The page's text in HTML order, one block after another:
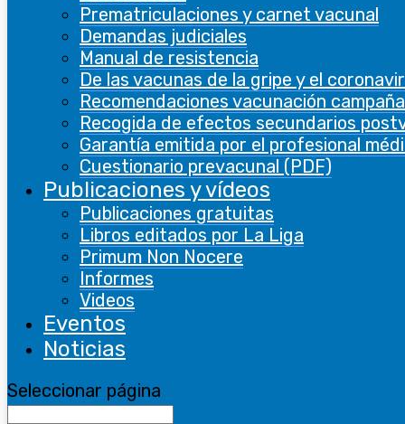
Prematriculaciones y carnet vacunal
Demandas judiciales
Manual de resistencia
De las vacunas de la gripe y el
Recomendaciones vacunación
Recogida de efectos secundarios
Garantía emitida por el profesional
Cuestionario prevacunal (PDF)
Publicaciones y vídeos
Publicaciones gratuitas
Libros editados por La Liga
Primum Non Nocere
Informes
Videos
Eventos
Noticias
Seleccionar página
Video: Una dosis de realidad,
entrevista a LLuís Botinas